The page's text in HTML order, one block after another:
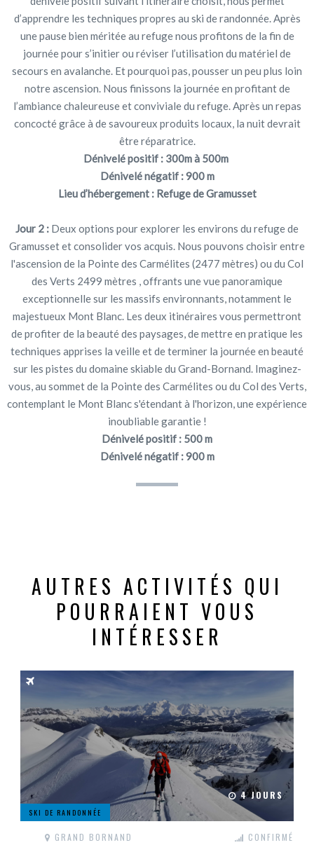
d’apprendre les techniques propres au ski de randonnée. Après
une pause bien méritée au refuge nous profitons de la fin de
journée pour s’initier ou réviser l’utilisation du matériel de
secours en avalanche. Et pourquoi pas, pousser un peu plus loin
notre ascension. Nous finissons la journée en profitant de
l’ambiance chaleureuse et conviviale du refuge. Après un repas
concocté grâce à de savoureux produits locaux, la nuit devrait
être réparatrice.
Dénivelé positif : 300m à 500m
Dénivelé négatif : 900 m
Lieu d’hébergement : Refuge de Gramusset
Jour 2 : Deux options pour explorer les environs du refuge de
Gramusset et consolider vos acquis. Nous pouvons choisir entre
l'ascension de la Pointe des Carmélites (2477 mètres) ou du Col
des Verts 2499 mètres , offrants une vue panoramique
exceptionnelle sur les massifs environnants, notamment le
majestueux Mont Blanc. Les deux itinéraires vous permettront
de profiter de la beauté des paysages, de mettre en pratique les
techniques apprises la veille et de terminer la journée en beauté
sur les pistes du domaine skiable du Grand-Bornand. Imaginez-
vous, au sommet de la Pointe des Carmélites ou du Col des Verts,
contemplant le Mont Blanc s'étendant à l'horizon, une expérience
inoubliable garantie !
Dénivelé positif : 500 m
Dénivelé négatif : 900 m
AUTRES ACTIVITÉS QUI
POURRAIENT VOUS
INTÉRESSER
4 JOURS
SKI DE RANDONNÉE
GRAND BORNAND CONFIRMÉ